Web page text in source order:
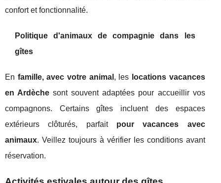
confort et fonctionnalité.
Politique d'animaux de compagnie dans les
gîtes
En famille, avec votre animal , les locations vacances
en Ardèche sont souvent adaptées pour accueillir vos
compagnons. Certains gîtes incluent des espaces
extérieurs clôturés, parfait pour vacances avec
animaux. Veillez toujours à vérifier les conditions avant
réservation.